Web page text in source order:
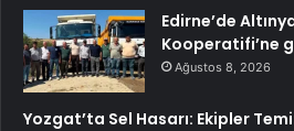
Edirne’de
Kooperatifi’ne
Ağustos 8, 2026
Yozgat’ta Sel Hasarı: Ekipler